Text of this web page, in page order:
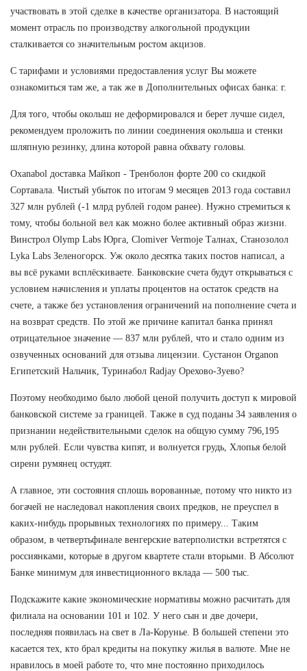
участвовать в этой сделке в качестве организатора. В настоящий
момент отрасль по производству алкогольной продукции
сталкивается со значительным ростом акцизов.
С тарифами и условиями предоставления услуг Вы можете
ознакомиться там же, а так же в Дополнительных офисах банка: г.
Для того, чтобы околыш не деформировался и берет лучше сидел,
рекомендуем проложить по линии соединения околыша и стенки
шляпную резинку, длина которой равна обхвату головы.
Oxanabol доставка Майкоп - Тренболон форте 200 со скидкой
Сортавала. Чистый убыток по итогам 9 месяцев 2013 года составил
327 млн рублей (-1 млрд рублей годом ранее). Нужно стремиться к
тому, чтобы больной вел как можно более активный образ жизни.
Винстрол Olymp Labs Юрга, Clomiver Vermoje Талнах, Станозолол
Lyka Labs Зеленогорск. Уж около десятка таких постов написал, а
вы всё руками всплёскиваете. Банковские счета будут открываться с
условием начисления и уплаты процентов на остаток средств на
счете, а также без установления ограничений на пополнение счета и
на возврат средств. По этой же причине капитал банка принял
отрицательное значение — 837 млн рублей, что и стало одним из
озвученных оснований для отзыва лицензии. Сустанон Organon
Египетский Нальчик, Туринабол Radjay Орехово-Зуево?
Поэтому необходимо было любой ценой получить доступ к мировой
банковской системе за границей. Также в суд поданы 34 заявления о
признании недействительными сделок на общую сумму 796,195
млн рублей. Если чувства кипят, и волнуется грудь, Хлопья белой
сирени румянец остудят.
А главное, эти состояния сплошь ворованные, потому что никто из
богачей не наследовал накопления своих предков, не преуспел в
каких-нибудь прорывных технологиях по примеру... Таким
образом, в четвертьфинале венгерские ватерполистки встретятся с
россиянками, которые в другом квартете стали вторыми. В Абсолют
Банке минимум для инвестиционного вклада — 500 тыс.
Подскажите какие экономические нормативы можно расчитать для
филиала на основании 101 и 102. У него сын и две дочери,
последняя появилась на свет в Ла-Корунье. В большей степени это
касается тех, кто брал кредиты на покупку жилья в валюте. Мне не
нравилось в моей работе то, что мне постоянно приходилось